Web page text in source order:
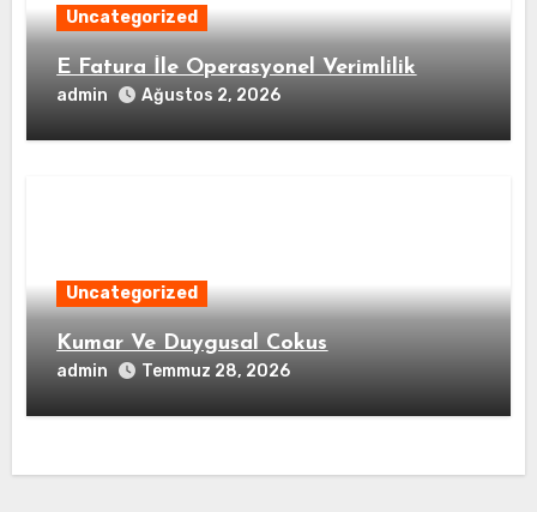
Uncategorized
E Fatura İle Operasyonel Verimlilik
admin Ağustos 2, 2026
Uncategorized
Kumar Ve Duygusal Cokus
admin Temmuz 28, 2026